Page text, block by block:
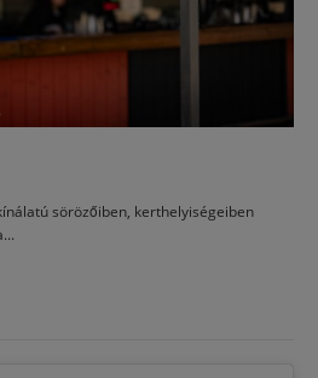
sörözőiben, kerthelyiségeiben